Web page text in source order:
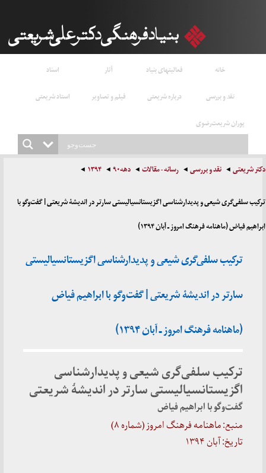
خانه فعالیتهای بنیاد آثار
اسناد
نقد و بررسی
درباره شریعتی فیلم و تصاویر
استاد شریعتی
پوران شریعت‌رضوی
دکتر شریعتی نقد و بررسی رسانه - مقالات دهه۹۰ ۱۳۹۴
ترکیب سلفی‌گری شیعی و پدیدارشناسی اگزیستانسیالیستی سارتر در اندیشۀ شریعتی | گفت‌وگو با
ابراهیم فیاض (ماهنامه فرهنگ امروز ـ آبان ۱۳۹۴)
ترکیب سلفی‌گری شیعی و پدیدارشناسی اگزیستانسیالیستی
سارتر در اندیشۀ شریعتی | گفت‌وگو با ابراهیم فیاض
(ماهنامه فرهنگ امروز ـ آبان ۱۳۹۴)
ترکیب سلفی‌گری شیعی و پدیدارشناسی
اگزیستانسیالیستی سارتر در اندیشۀ شریعتی
گفت‌وگو با ابراهیم فیاض
منبع: ماهنامه فرهنگ امروز (شماره ۸)
تاریخ: آبان ۱۳۹۴